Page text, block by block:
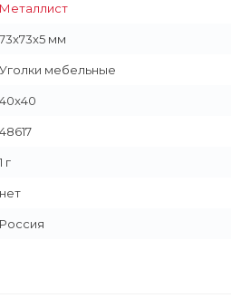
Металлист
73x73x5 мм
Уголки мебельные
40x40
48617
1 г
нет
Россия